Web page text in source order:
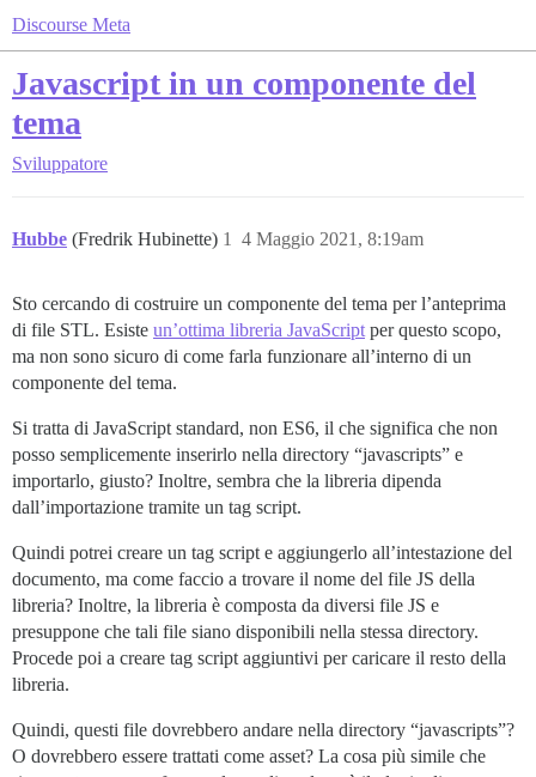
Discourse Meta
Javascript in un componente del
tema
Sviluppatore
Hubbe (Fredrik Hubinette) 4 Maggio 2021, 8:19am
1
Sto cercando di costruire un componente del tema per l’anteprima
di file STL. Esiste un’ottima libreria JavaScript per questo scopo,
ma non sono sicuro di come farla funzionare all’interno di un
componente del tema.
Si tratta di JavaScript standard, non ES6, il che significa che non
posso semplicemente inserirlo nella directory “javascripts” e
importarlo, giusto? Inoltre, sembra che la libreria dipenda
dall’importazione tramite un tag script.
Quindi potrei creare un tag script e aggiungerlo all’intestazione del
documento, ma come faccio a trovare il nome del file JS della
libreria? Inoltre, la libreria è composta da diversi file JS e
presuppone che tali file siano disponibili nella stessa directory.
Procede poi a creare tag script aggiuntivi per caricare il resto della
libreria.
Quindi, questi file dovrebbero andare nella directory “javascripts”?
O dovrebbero essere trattati come asset? La cosa più simile che